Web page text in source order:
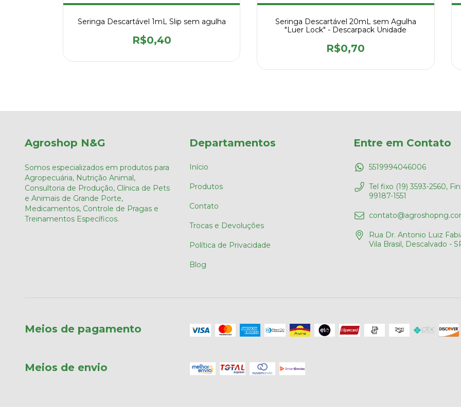
Seringa Descartável 1mL Slip sem agulha
R$0,40
Seringa Descartável 20mL sem Agulha
"Luer Lock" - Descarpack Unidade
R$0,70
Agroshop N&G
Somos especializados em produtos para
Agropecuária, Nutrição Animal,
Consultoria de Produção, Clínica de Pets
e Animais de Grande Porte,
Medicamentos, Controle de Pragas e
Treinamentos Específicos.
Departamentos
Início
Produtos
Contato
Trocas e Devoluções
Política de Privacidade
Blog
Entre em Contato
5519994046006
Tel fixo (19) 3593-2560,
99187-1551
Rua Dr. Antonio Luiz
Vila Brasil, Descalvado -
Meios de pagamento
Meios de envio